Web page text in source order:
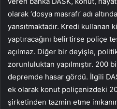
olarak ‘dosya masrafı’ adı
yansıtmaktadır. Kredi kullanan
yaptıracağını belirtirse poliçe
açılmaz. Diğer bir deyişle,
zorunluluktan yapılmıştır. 200
depremde hasar gördü. İlgili
ek olarak konut poliçenizdeki
şirketinden tazmin etme